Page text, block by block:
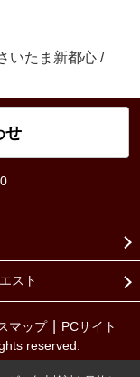
いたま新都心 /
せ
スト
マップ
PCサイト
reserved.